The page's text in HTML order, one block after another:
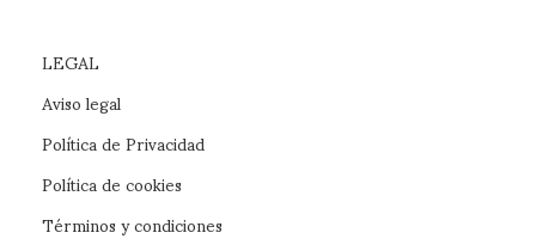
LEGAL
Aviso legal
Política de Privacidad
Política de cookies
Términos y condiciones